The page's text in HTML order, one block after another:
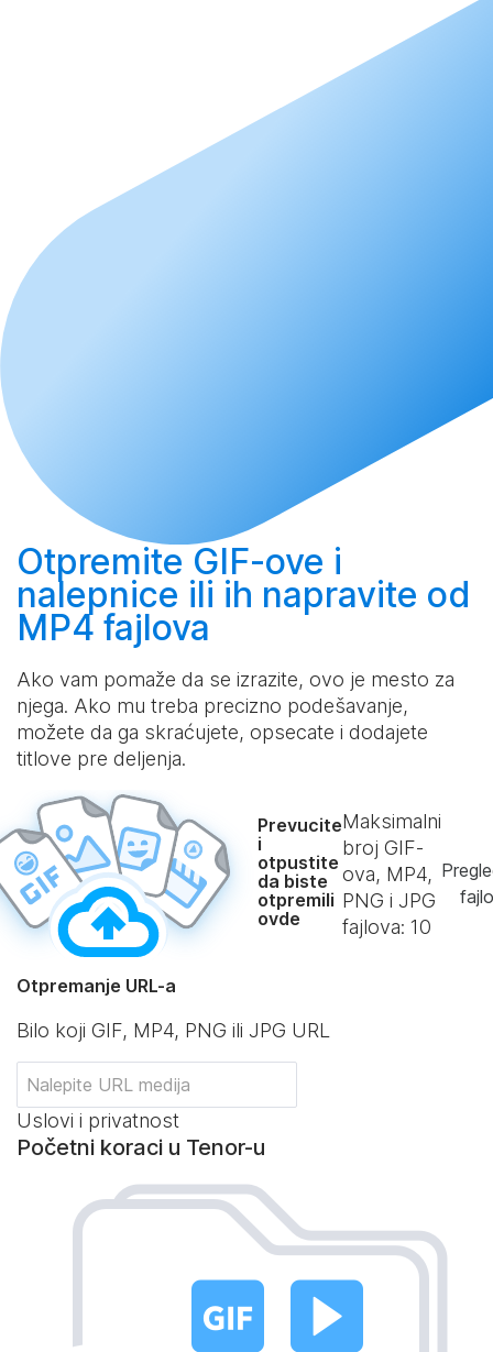
Otpremite GIF-ove i
nalepnice ili ih napravite od
MP4 fajlova
Ako vam pomaže da se izrazite, ovo je mesto za
njega. Ako mu treba precizno podešavanje,
možete da ga skraćujete, opsecate i dodajete
titlove pre deljenja.
Prevucite
i
otpustite
da biste
otpremili
ovde
Maksimalni
broj GIF-
ova, MP4,
PNG i JPG
fajlova: 10
Otpremanje URL-a
Bilo koji GIF, MP4, PNG ili JPG URL
Uslovi i privatnost
Početni koraci u Tenor-u